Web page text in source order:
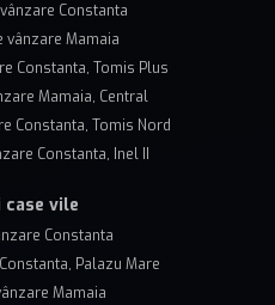
Constanta
vânzare Mamaia
Constanta, Tomis Plus
Mamaia, Central
Constanta, Tomis Nord
Constanta, Inel II
case vile
Constanta
Palazu Mare
Mamaia